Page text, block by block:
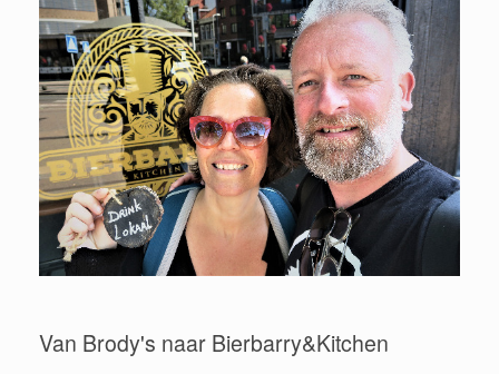
Van Brody's naar Bierbarry&Kitchen